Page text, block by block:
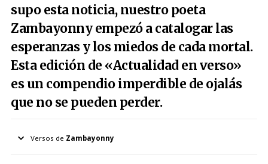
supo esta noticia, nuestro poeta
Zambayonny empezó a catalogar las
esperanzas y los miedos de cada mortal.
Esta edición de «Actualidad en verso»
es un compendio imperdible de ojalás
que no se pueden perder.
Versos de Zambayonny